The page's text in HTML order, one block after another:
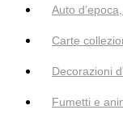
Auto
Carte
Decorazioni
Fumetti e